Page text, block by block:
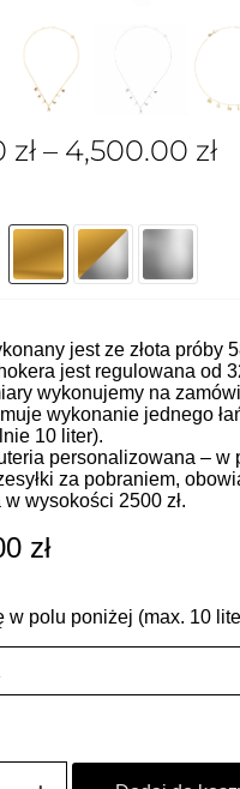
zł – 4,500.00 zł
jest ze złota próby
jest regulowana od
wykonujemy na
wykonanie jednego
10 liter).
personalizowana – w
za pobraniem,
w wysokości 2500 zł.
zł
w polu poniżej (max. 10